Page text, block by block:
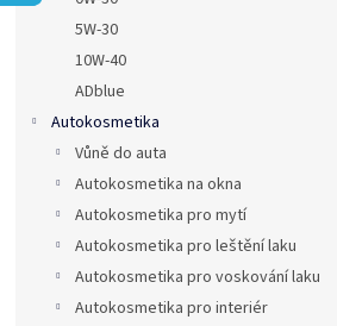
5W-30
10W-40
ADblue
Autokosmetika
Vůně do auta
Autokosmetika na okna
Autokosmetika pro mytí
Autokosmetika pro leštění laku
Autokosmetika pro voskování laku
Autokosmetika pro interiér